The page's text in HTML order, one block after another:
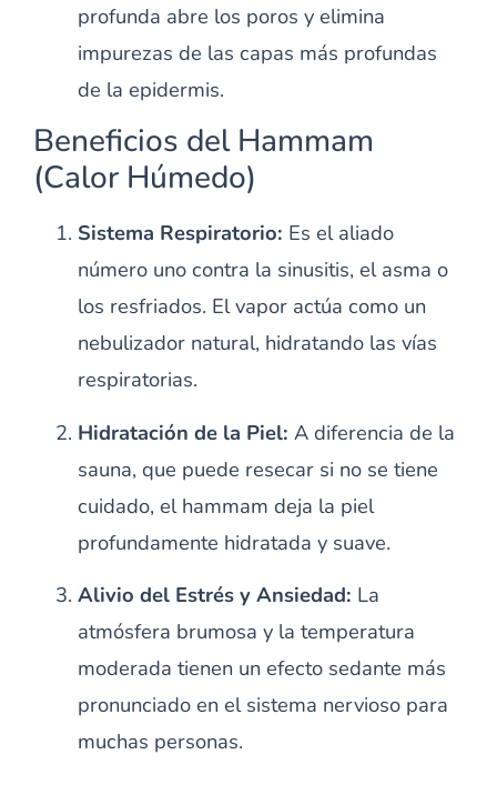
profunda abre los poros y elimina
impurezas de las capas más profundas
de la epidermis.
Beneficios del Hammam
(Calor Húmedo)
Sistema Respiratorio: Es el aliado
número uno contra la sinusitis, el asma o
los resfriados. El vapor actúa como un
nebulizador natural, hidratando las vías
respiratorias.
Hidratación de la Piel: A diferencia de la
sauna, que puede resecar si no se tiene
cuidado, el hammam deja la piel
profundamente hidratada y suave.
Alivio del Estrés y Ansiedad: La
atmósfera brumosa y la temperatura
moderada tienen un efecto sedante más
pronunciado en el sistema nervioso para
muchas personas.